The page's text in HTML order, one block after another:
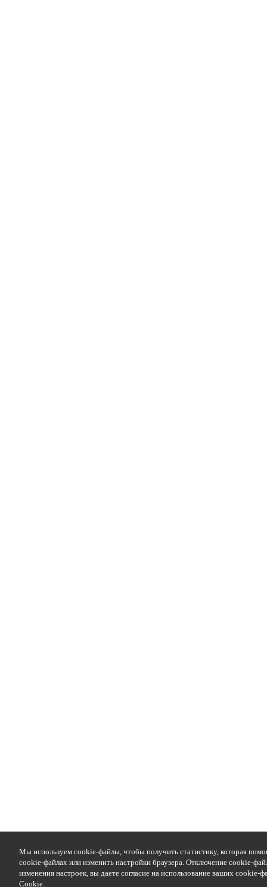
Мы используем cookie-файлы, чтобы получить статистику, которая
cookie-файлах или изменить настройки браузера. Отключение cookie-
изменения настроек, вы даете согласие на использование ваших
Cookie.